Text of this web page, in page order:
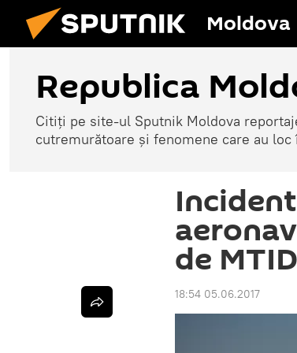
Moldova
Republica
Citiți pe site-ul Sputnik Moldova
cutremurătoare și fenomene care au loc
de MTID
18:54 05.06.2017